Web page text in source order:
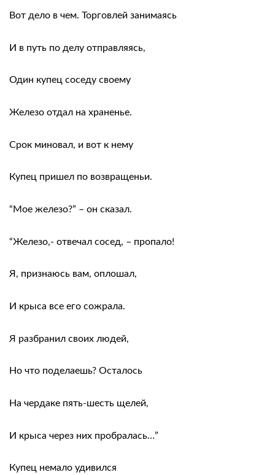
Вот дело в чем. Торговлей занимаясь
И в путь по делу отправляясь,
Один купец соседу своему
Железо отдал на храненье.
Срок миновал, и вот к нему
Купец пришел по возвращеньи.
“Мое железо?” – он сказал.
“Железо,- отвечал сосед, – пропало!
Я, признаюсь вам, оплошал,
И крыса все его сожрала.
Я разбранил своих людей,
Но что поделаешь? Осталось
На чердаке пять-шесть щелей,
И крыса через них пробралась…”
Купец немало удивился